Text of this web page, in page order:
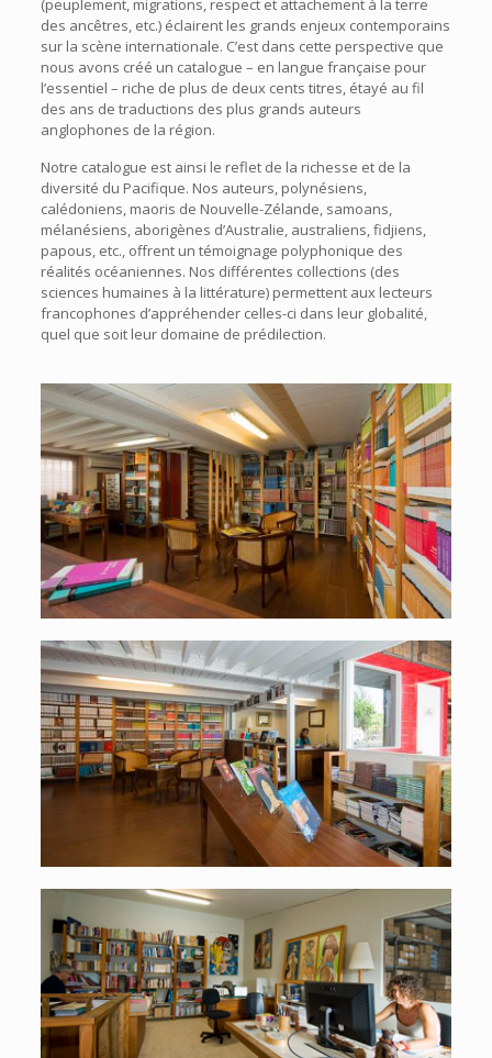
(peuplement, migrations, respect et attachement à la terre
des ancêtres, etc.) éclairent les grands enjeux contemporains
sur la scène internationale. C’est dans cette perspective que
nous avons créé un catalogue – en langue française pour
l’essentiel – riche de plus de deux cents titres, étayé au fil
des ans de traductions des plus grands auteurs
anglophones de la région.
Notre catalogue est ainsi le reflet de la richesse et de la
diversité du Pacifique. Nos auteurs, polynésiens,
calédoniens, maoris de Nouvelle-Zélande, samoans,
mélanésiens, aborigènes d’Australie, australiens, fidjiens,
papous, etc., offrent un témoignage polyphonique des
réalités océaniennes. Nos différentes collections (des
sciences humaines à la littérature) permettent aux lecteurs
francophones d’appréhender celles-ci dans leur globalité,
quel que soit leur domaine de prédilection.